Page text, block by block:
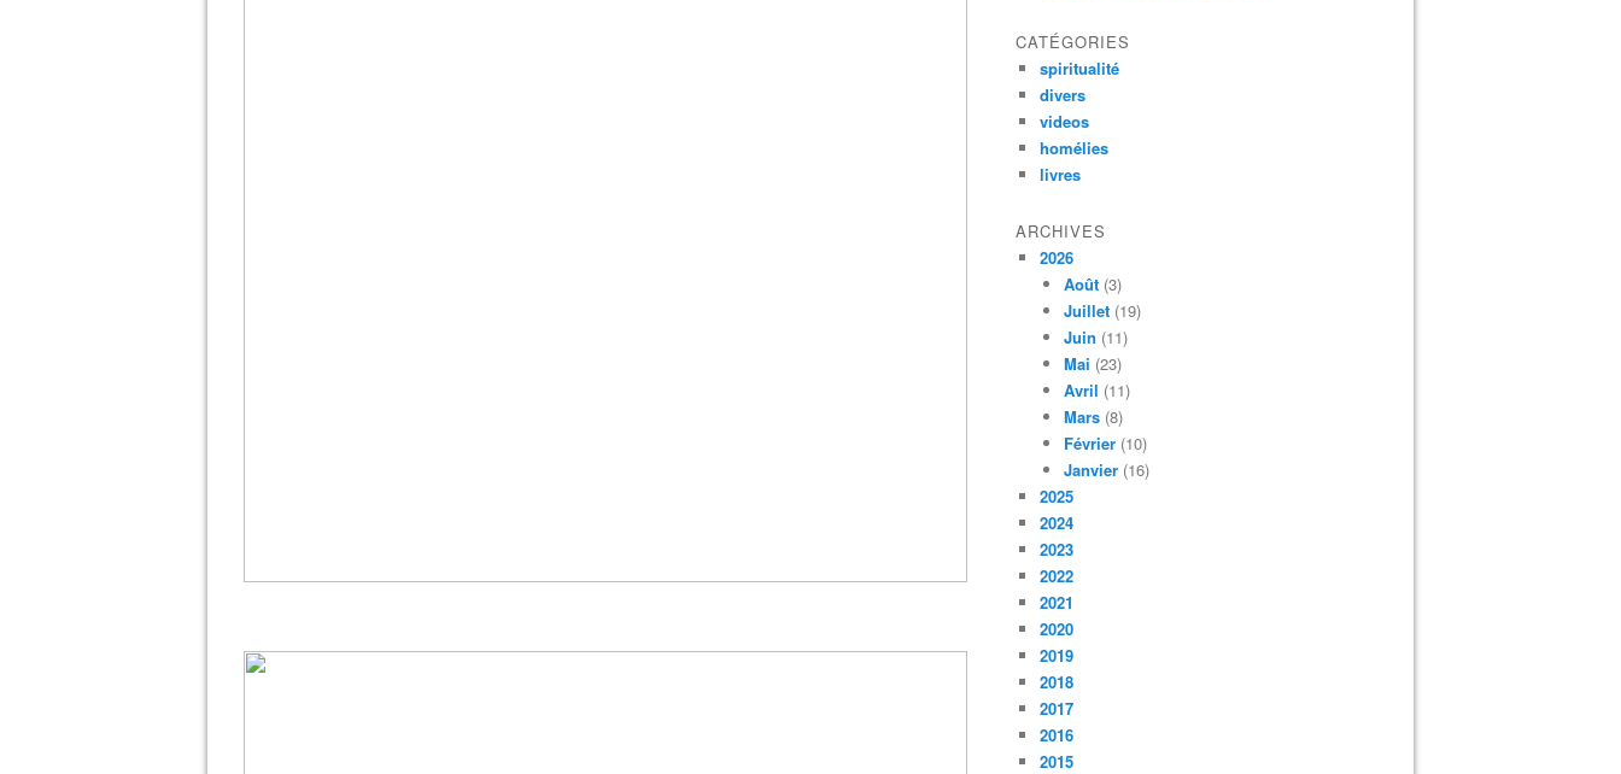
CATÉGORIES
spiritualité
divers
videos
homélies
livres
ARCHIVES
2026
Août (3)
Juillet (19)
Juin (11)
Mai (23)
Avril (11)
Mars (8)
Février (10)
Janvier (16)
2025
2024
2023
2022
2021
2020
2019
2018
2017
2016
2015